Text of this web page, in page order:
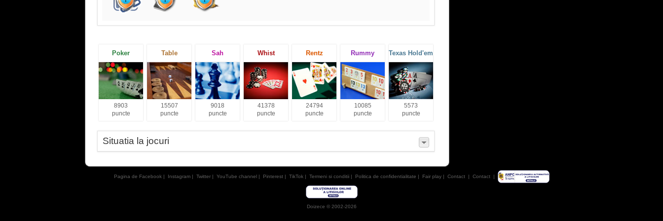
Poker
8903
puncte
Table
15507
puncte
Sah
9018
puncte
Whist
41378
puncte
Rentz
24794
puncte
Rummy
10085
puncte
Texas Hold'em
5573
puncte
Situatia la jocuri
Pagina de Facebook| Instagram| Twitter| YouTube channel| Pinterest| TikTok| Termeni si conditii| Politica de confidentialitate | Fair play| Contact| Contact|
Doizece © 2002-2026